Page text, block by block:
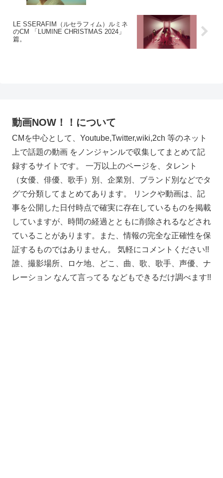
LE SSERAFIM（ルセラフィム）ルミネ
のCM 「LUMINE CHRISTMAS 2024」
篇。
動画NOW！！について
CMを中心として、Youtube,Twitter,wiki,2ch 等のネット
上で話題の動画 をノンジャンルで収集してまとめて記
録するサイトです。 一万以上のページを、タレント
（女優、俳優、歌手）別、企業別、ブランド別などでタ
グで分類してまとめてあります。 リンクや動画は、記
事を公開した日付時点で確実に存在しているものを掲載
していますが、時間の経過とともに削除されるなどされ
ていることがあります。また、情報の完全な正確性を保
証するものではありません。 気軽にコメントください!!
誰、撮影場所、ロケ地、どこ、曲、歌、歌手、声優、ナ
レーション なんて言ってる などもできるだけ調べます!!